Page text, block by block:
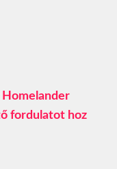
fordulatot hoz